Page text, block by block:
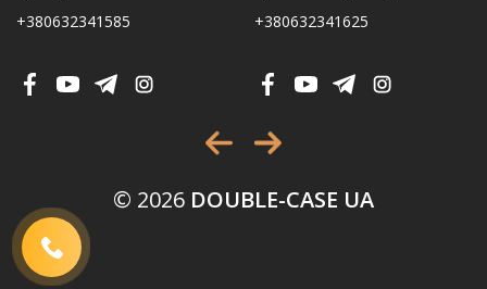
+380632341585
+380632341625
© 2026 DOUBLE-CASE UA
Код, зображений на картинці